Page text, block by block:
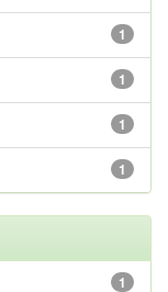
1
1
1
1
1